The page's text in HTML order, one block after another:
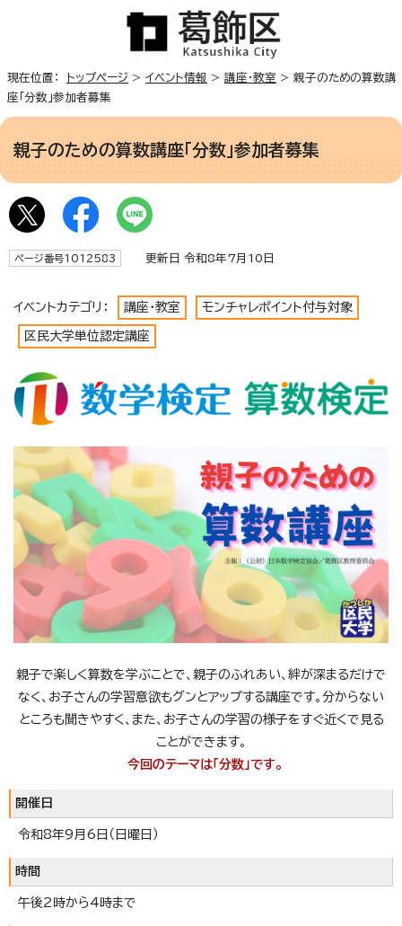
現在位置： トップページ > イベント情報 > 講座・教室 > 親子のための算数講
座「分数」参加者募集
親子のための算数講座「分数」参加者募集
ページ番号1012583 更新日 令和8年7月10日
イベントカテゴリ： 講座・教室 モンチャレポイント付与対象
区民大学単位認定講座
親子で楽しく算数を学ぶことで、親子のふれあい、絆が深まるだけで
なく、お子さんの学習意欲もグンとアップする講座です。分からない
ところも聞きやすく、また、お子さんの学習の様子をすぐ近くで見る
ことができます。
今回のテーマは「分数」です。
開催日
令和8年9月6日（日曜日）
時間
午後2時から4時まで